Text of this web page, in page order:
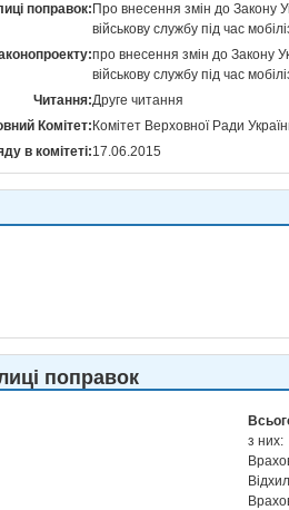
поправок: Про внесення змін до Закону
військову службу під час
про внесення змін до Закону
військову службу під час
Читання:Друге читання
Комітет: Комітет Верховної Ради
в комітеті:17.06.2015
поправок
з них: